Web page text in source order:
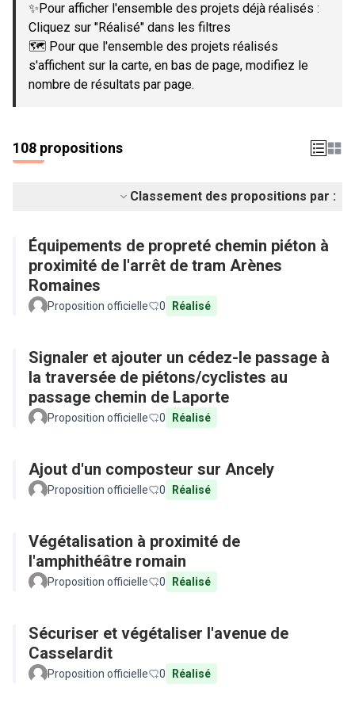
✨Pour afficher l'ensemble des projets déjà réalisés :
Cliquez sur "Réalisé" dans les filtres
🗺️ Pour que l'ensemble des projets réalisés
s'affichent sur la carte, en bas de page, modifiez le
nombre de résultats par page.
108 propositions
Classement des propositions par :
Équipements de propreté chemin piéton à
proximité de l'arrêt de tram Arènes
Romaines
Proposition officielle 0 Réalisé
Signaler et ajouter un cédez-le passage à
la traversée de piétons/cyclistes au
passage chemin de Laporte
Proposition officielle 0 Réalisé
Ajout d'un composteur sur Ancely
Proposition officielle 0 Réalisé
Végétalisation à proximité de
l'amphithéâtre romain
Proposition officielle 0 Réalisé
Sécuriser et végétaliser l'avenue de
Casselardit
Proposition officielle 0 Réalisé